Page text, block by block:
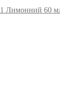
Лимонний 60